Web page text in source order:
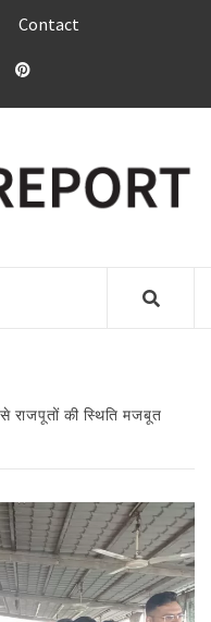
Contact
Pinterest
से राजपूतों की स्थिति मजबूत